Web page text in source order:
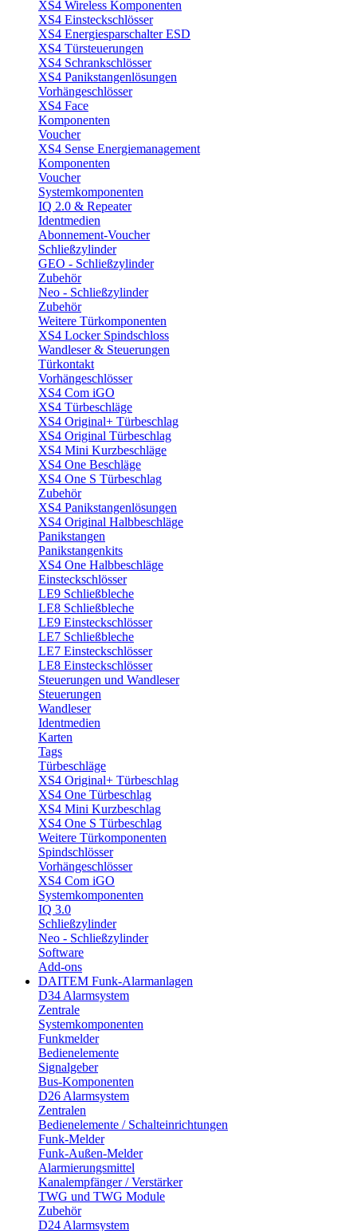
XS4 Wireless Komponenten
XS4 Einsteckschlösser
XS4 Energiesparschalter ESD
XS4 Türsteuerungen
XS4 Schrankschlösser
XS4 Panikstangenlösungen
Vorhängeschlösser
XS4 Face
Komponenten
Voucher
XS4 Sense Energiemanagement
Komponenten
Voucher
Systemkomponenten
IQ 2.0 & Repeater
Identmedien
Abonnement-Voucher
Schließzylinder
GEO - Schließzylinder
Zubehör
Neo - Schließzylinder
Zubehör
Weitere Türkomponenten
XS4 Locker Spindschloss
Wandleser & Steuerungen
Türkontakt
Vorhängeschlösser
XS4 Com iGO
XS4 Türbeschläge
XS4 Original+ Türbeschlag
XS4 Original Türbeschlag
XS4 Mini Kurzbeschläge
XS4 One Beschläge
XS4 One S Türbeschlag
Zubehör
XS4 Panikstangenlösungen
XS4 Original Halbbeschläge
Panikstangen
Panikstangenkits
XS4 One Halbbeschläge
Einsteckschlösser
LE9 Schließbleche
LE8 Schließbleche
LE9 Einsteckschlösser
LE7 Schließbleche
LE7 Einsteckschlösser
LE8 Einsteckschlösser
Steuerungen und Wandleser
Steuerungen
Wandleser
Identmedien
Karten
Tags
Türbeschläge
XS4 Original+ Türbeschlag
XS4 One Türbeschlag
XS4 Mini Kurzbeschlag
XS4 One S Türbeschlag
Weitere Türkomponenten
Spindschlösser
Vorhängeschlösser
XS4 Com iGO
Systemkomponenten
IQ 3.0
Schließzylinder
Neo - Schließzylinder
Software
Add-ons
DAITEM Funk-Alarmanlagen
D34 Alarmsystem
Zentrale
Systemkomponenten
Funkmelder
Bedienelemente
Signalgeber
Bus-Komponenten
D26 Alarmsystem
Zentralen
Bedienelemente / Schalteinrichtungen
Funk-Melder
Funk-Außen-Melder
Alarmierungsmittel
Kanalempfänger / Verstärker
TWG und TWG Module
Zubehör
D24 Alarmsystem